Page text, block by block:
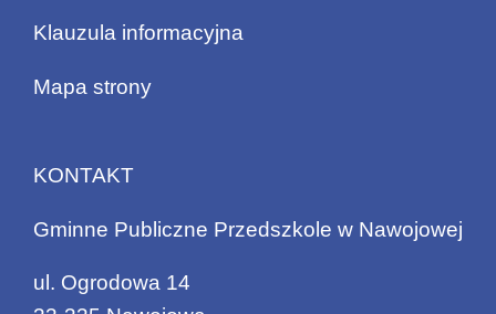
Klauzula informacyjna
Mapa strony
KONTAKT
Gminne Publiczne Przedszkole w Nawojowej
ul. Ogrodowa 14